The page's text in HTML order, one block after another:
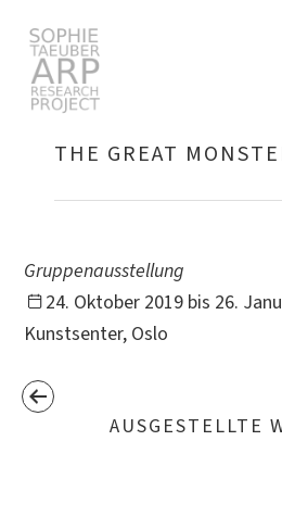
Suchen
THE GREAT
Gruppenausstellung
24. Oktober 2019 bis 26.
Kunstsenter, Oslo
AUSGESTELLTE